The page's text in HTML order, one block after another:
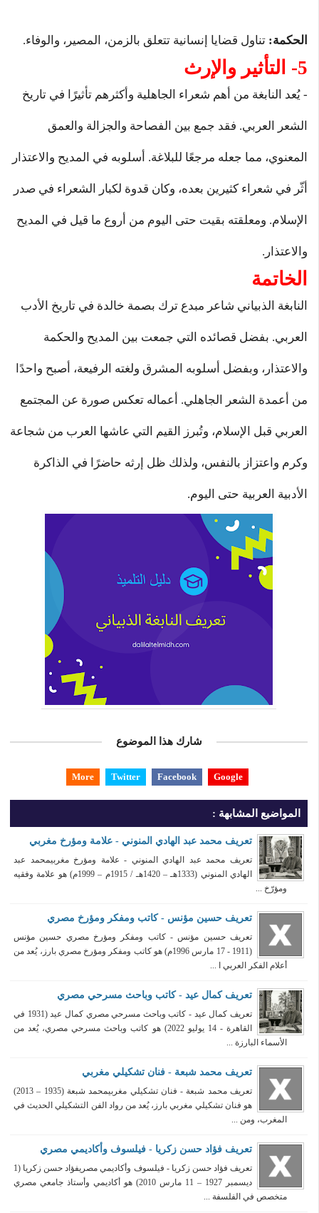
الحكمة: تناول قضايا إنسانية تتعلق بالزمن، المصير، والوفاء.
5- التأثير والإرث
- يُعد النابغة من أهم شعراء الجاهلية وأكثرهم تأثيرًا في تاريخ
الشعر العربي. فقد جمع بين الفصاحة والجزالة والعمق
المعنوي، مما جعله مرجعًا للبلاغة. أسلوبه في المديح والاعتذار
أثّر في شعراء كثيرين بعده، وكان قدوة لكبار الشعراء في صدر
الإسلام. ومعلقته بقيت حتى اليوم من أروع ما قيل في المديح
والاعتذار.
الخاتمة
النابغة الذبياني شاعر مبدع ترك بصمة خالدة في تاريخ الأدب
العربي. بفضل قصائده التي جمعت بين المديح والحكمة
والاعتذار، وبفضل أسلوبه المشرق ولغته الرفيعة، أصبح واحدًا
من أعمدة الشعر الجاهلي. أعماله تعكس صورة عن المجتمع
العربي قبل الإسلام، وتُبرز القيم التي عاشها العرب من شجاعة
وكرم واعتزاز بالنفس، ولذلك ظل إرثه حاضرًا في الذاكرة
الأدبية العربية حتى اليوم.
شارك هذا الموضوع
Google
Facebook
Twitter
More
المواضيع المشابهة :
تعريف محمد عبد الهادي المنوني - علامة ومؤرخ مغربي
تعريف محمد عبد الهادي المنوني - علامة ومؤرخ مغربيمحمد عبد
الهادي المنوني (1333هـ – 1420هـ / 1915م – 1999م) هو علامة وفقيه
ومؤرّخ ...
تعريف حسين مؤنس - كاتب ومفكر ومؤرخ مصري
تعريف حسين مؤنس - كاتب ومفكر ومؤرخ مصري حسين مؤنس
(1911 - 17 مارس 1996م) هو كاتب ومفكر ومؤرخ مصري بارز، يُعد من
أعلام الفكر العربي ا ...
تعريف كمال عيد - كاتب وباحث مسرحي مصري
تعريف كمال عيد - كاتب وباحث مسرحي مصري كمال عيد (1931 في
القاهرة - 14 يوليو 2022) هو كاتب وباحث مسرحي مصري، يُعد من
الأسماء البارزة ...
تعريف محمد شبعة - فنان تشكيلي مغربي
تعريف محمد شبعة - فنان تشكيلي مغربيمحمد شبعة (1935 – 2013)
هو فنان تشكيلي مغربي بارز، يُعد من رواد الفن التشكيلي الحديث في
المغرب، ومن ...
تعريف فؤاد حسن زكريا - فيلسوف وأكاديمي مصري
تعريف فؤاد حسن زكريا - فيلسوف وأكاديمي مصريفؤاد حسن زكريا (1
ديسمبر 1927 – 11 مارس 2010) هو أكاديمي وأستاذ جامعي مصري
متخصص في الفلسفة ...